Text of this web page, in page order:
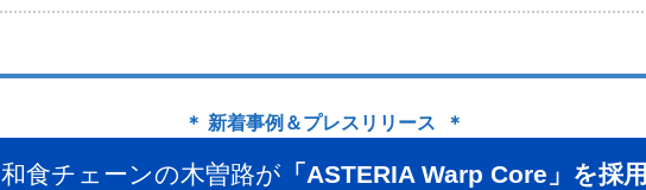
＊ 新着事例＆プレスリリース ＊
和食チェーンの木曽路が 「ASTERIA Warp Core」を採用